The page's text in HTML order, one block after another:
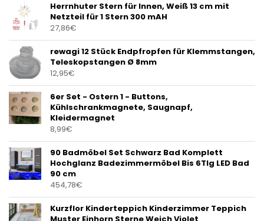
Herrnhuter Stern für Innen, Weiß 13 cm mit
Netzteil für 1 Stern 300 mAH
27,86€
rewagi 12 Stück Endpfropfen für Klemmstangen,
Teleskopstangen Ø 8mm
12,95€
6er Set - Ostern 1 - Buttons,
Kühlschrankmagnete, Saugnapf,
Kleidermagnet
8,99€
90 Badmöbel Set Schwarz Bad Komplett
Hochglanz Badezimmermöbel Bis 6Tlg LED Bad
90 cm
454,78€
Kurzflor Kinderteppich Kinderzimmer Teppich